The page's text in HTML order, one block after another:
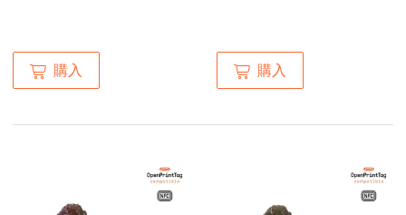
購入 購入